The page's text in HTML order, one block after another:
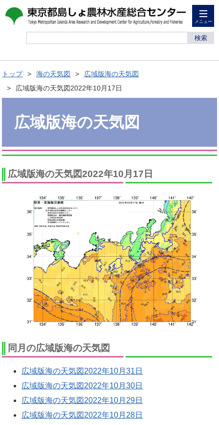
メニュー
検索
トップ 海の天気図
広域版海の天気図
広域版海の天気図2022年10月17日
広域版海の天気図
広域版海の天気図2022年10月17日
同月の広域版海の天気図
広域版海の天気図2022年10月31日
広域版海の天気図2022年10月30日
広域版海の天気図2022年10月29日
広域版海の天気図2022年10月28日